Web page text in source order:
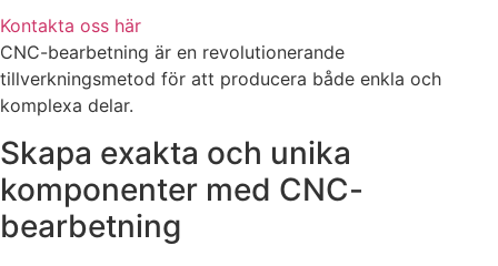
Kontakta oss här
CNC-bearbetning är en revolutionerande
tillverkningsmetod för att producera både enkla och
komplexa delar.
Skapa exakta och unika
komponenter med CNC-
bearbetning